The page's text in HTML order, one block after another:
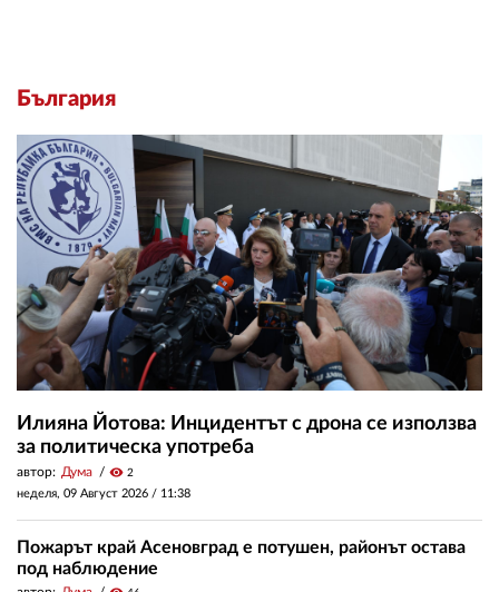
България
Илияна Йотова: Инцидентът с дрона се използва
за политическа употреба
автор: Дума visibility 2
неделя, 09 Август 2026 / 11:38
Пожарът край Асеновград е потушен, районът остава
под наблюдение